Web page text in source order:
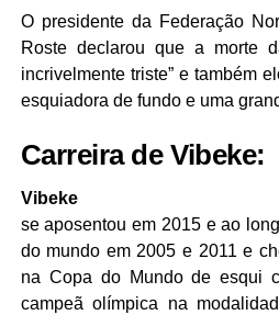
O presidente da Federação
Roste declarou que a morte
incrivelmente triste” e também
esquiadora de fundo e uma
Carreira de Vibeke:
Vibeke
se aposentou em 2015 e ao
do mundo em 2005 e 2011 e
na Copa do Mundo de esqui
campeã olímpica na